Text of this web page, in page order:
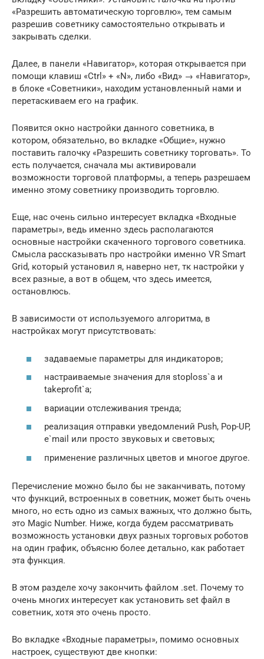
«Разрешить автоматическую торговлю», тем самым
разрешив советнику самостоятельно открывать и
закрывать сделки.
Далее, в панели «Навигатор», которая открывается при
помощи клавиш «Ctrl» + «N», либо «Вид» → «Навигатор»,
в блоке «Советники», находим установленный нами и
перетаскиваем его на график.
Появится окно настройки данного советника, в
котором, обязательно, во вкладке «Общие», нужно
поставить галочку «Разрешить советнику торговать». То
есть получается, сначала мы активировали
возможности торговой платформы, а теперь разрешаем
именно этому советнику производить торговлю.
Еще, нас очень сильно интересует вкладка «Входные
параметры», ведь именно здесь располагаются
основные настройки скаченного торгового советника.
Смысла рассказывать про настройки именно VR Smart
Grid, который установил я, наверно нет, тк настройки у
всех разные, а вот в общем, что здесь имеется,
остановлюсь.
В зависимости от используемого алгоритма, в
настройках могут присутствовать:
задаваемые параметры для индикаторов;
настраиваемые значения для stoploss`а и
takeprofit`а;
вариации отслеживания тренда;
реализация отправки уведомлений Push, Pop-UP,
e`mail или просто звуковых и световых;
применение различных цветов и многое другое.
Перечисление можно было бы не заканчивать, потому
что функций, встроенных в советник, может быть очень
много, но есть одно из самых важных, что должно быть,
это Magic Number. Ниже, когда будем рассматривать
возможность установки двух разных торговых роботов
на один график, объясню более детально, как работает
эта функция.
В этом разделе хочу закончить файлом .set. Почему то
очень многих интересует как установить set файл в
советник, хотя это очень просто.
Во вкладке «Входные параметры», помимо основных
настроек, существуют две кнопки: